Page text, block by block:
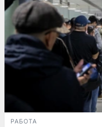
РАБОТА